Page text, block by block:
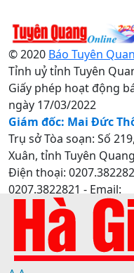
© 2020 Báo Tuyên
Tỉnh uỷ tỉnh Tuyên
Giấy phép hoạt động
ngày 17/03/2022
Giám đốc: Mai Đức
Trụ sở Tòa soạn: Số
Xuân, tỉnh Tuyên
Điện thoại:
0207.3822821 - Email: